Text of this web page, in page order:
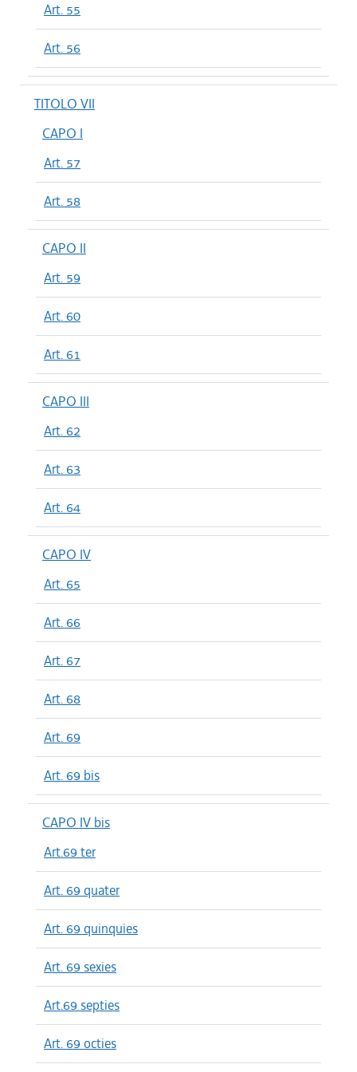
Art. 55
Art. 56
TITOLO VII
CAPO I
Art. 57
Art. 58
CAPO II
Art. 59
Art. 60
Art. 61
CAPO III
Art. 62
Art. 63
Art. 64
CAPO IV
Art. 65
Art. 66
Art. 67
Art. 68
Art. 69
Art. 69 bis
CAPO IV bis
Art.69 ter
Art. 69 quater
Art. 69 quinquies
Art. 69 sexies
Art.69 septies
Art. 69 octies